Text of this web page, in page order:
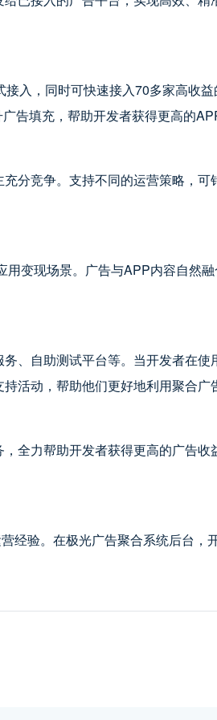
入，同时可快速接入70多家高收
告填充，帮助开发者获得更高的
分竞争。支持不同的运营策略，可
变现场景。广告与APP内容自然
、自助测试平台等。当开发者在
活动，帮助他们更好地利用聚合
全力帮助开发者获得更高的广告
验。在极光广告聚合系统后台